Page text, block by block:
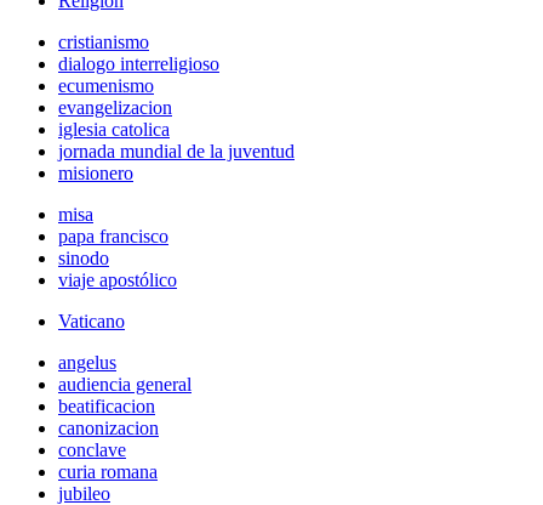
cristianismo
dialogo interreligioso
ecumenismo
evangelizacion
iglesia catolica
jornada mundial de la juventud
misionero
misa
papa francisco
sinodo
viaje apostólico
Vaticano
angelus
audiencia general
beatificacion
canonizacion
conclave
curia romana
jubileo